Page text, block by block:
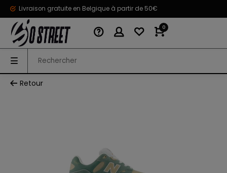
Livraison gratuite en Belgique à partir de 50€
0
Retour